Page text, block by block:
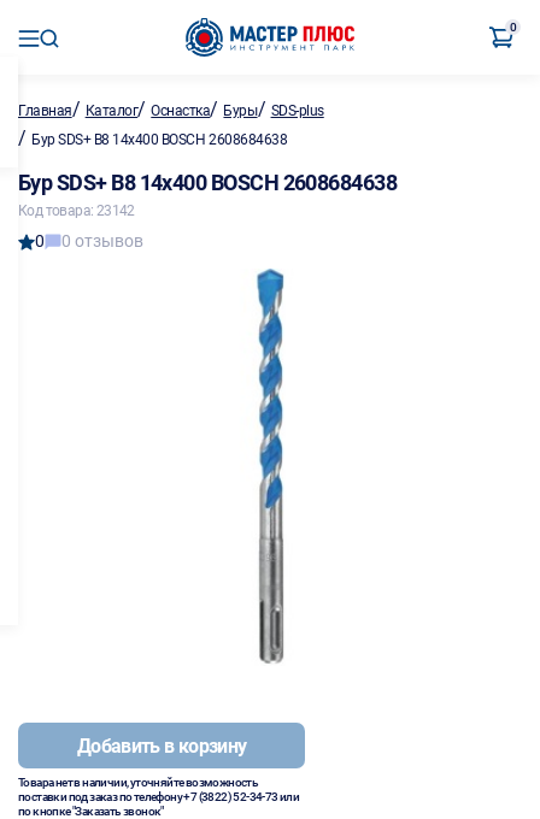
0
Главная/ Каталог/Оснастка/ Буры/ SDS-plus
/ Бур SDS+ B8 14х400 BOSCH 2608684638
Бур SDS+ B8 14х400 BOSCH 2608684638
Код товара: 23142
0 0 отзывов
Добавить в корзину
Товара нет в наличии, уточняйте возможность
поставки под заказ по телефону+7 (3822) 52-34-73или
по кнопке "Заказать звонок"